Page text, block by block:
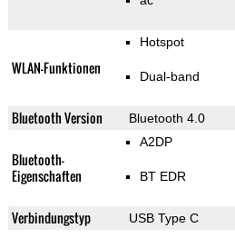
WLAN-Funktionen
Hotspot
Dual-band
Bluetooth Version Bluetooth 4.0
Bluetooth-
Eigenschaften
A2DP
BT EDR
Verbindungstyp USB Type C